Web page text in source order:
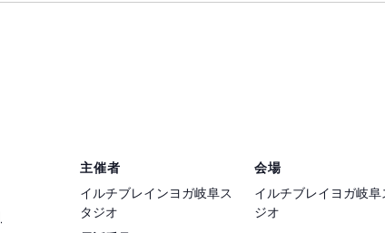
主催者
イルチブレインヨガ岐阜ス
タジオ
会場
イルチブレイヨガ岐阜
ジオ